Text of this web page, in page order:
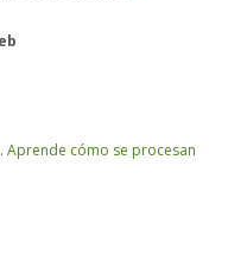
Aprende cómo se procesan